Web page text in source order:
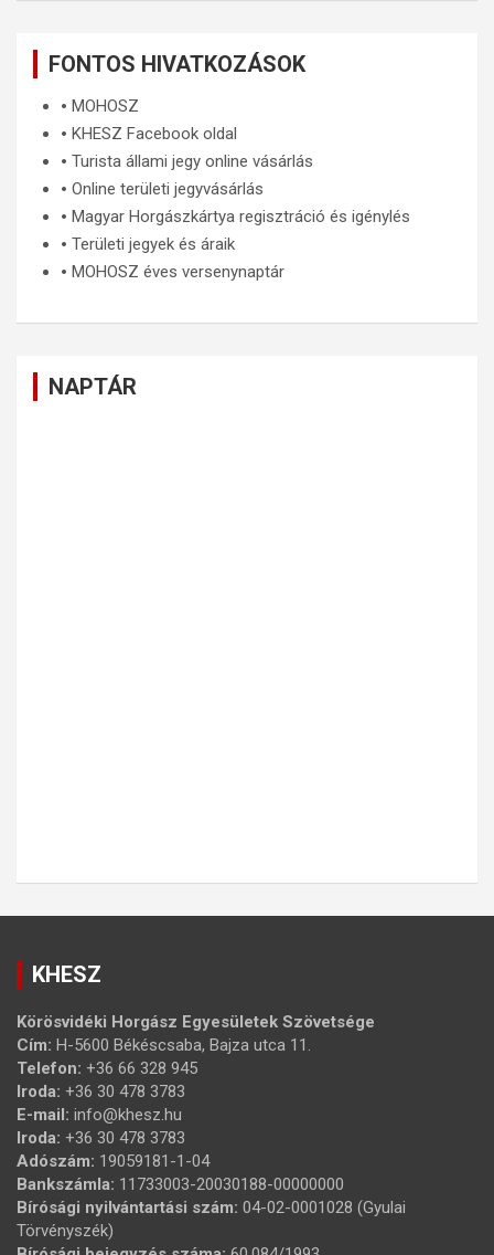
FONTOS HIVATKOZÁSOK
🞄 MOHOSZ
🞄 KHESZ Facebook oldal
🞄 Turista állami jegy online vásárlás
🞄 Online területi jegyvásárlás
🞄 Magyar Horgászkártya regisztráció és igénylés
🞄 Területi jegyek és áraik
🞄 MOHOSZ éves versenynaptár
NAPTÁR
KHESZ
Körösvidéki Horgász Egyesületek Szövetsége
Cím: H-5600 Békéscsaba, Bajza utca 11.
Telefon: +36 66 328 945
Iroda: +36 30 478 3783
E-mail: info@khesz.hu
Iroda: +36 30 478 3783
Adószám: 19059181-1-04
Bankszámla: 11733003-20030188-00000000
Bírósági nyilvántartási szám: 04-02-0001028 (Gyulai
Törvényszék)